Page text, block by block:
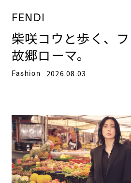
FENDI
柴咲コウと歩く、
故郷ローマ。
Fashion 2026.08.03